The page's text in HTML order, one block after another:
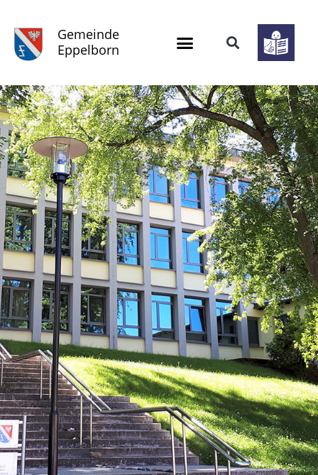
Gemeinde
Eppelborn